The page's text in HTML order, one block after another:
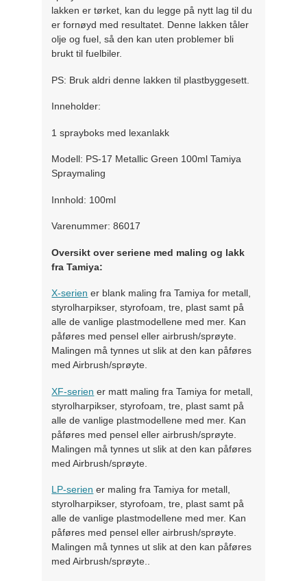
lakken er tørket, kan du legge på nytt lag til du
er fornøyd med resultatet. Denne lakken tåler
olje og fuel, så den kan uten problemer bli
brukt til fuelbiler.
PS: Bruk aldri denne lakken til plastbyggesett.
Inneholder:
1 sprayboks med lexanlakk
Modell: PS-17 Metallic Green 100ml Tamiya
Spraymaling
Innhold: 100ml
Varenummer: 86017
Oversikt over seriene med maling og lakk
fra Tamiya:
X-serien er blank maling fra Tamiya for metall,
styrolharpikser, styrofoam, tre, plast samt på
alle de vanlige plastmodellene med mer. Kan
påføres med pensel eller airbrush/sprøyte.
Malingen må tynnes ut slik at den kan påføres
med Airbrush/sprøyte.
XF-serien er matt maling fra Tamiya for metall,
styrolharpikser, styrofoam, tre, plast samt på
alle de vanlige plastmodellene med mer. Kan
påføres med pensel eller airbrush/sprøyte.
Malingen må tynnes ut slik at den kan påføres
med Airbrush/sprøyte.
LP-serien er maling fra Tamiya for metall,
styrolharpikser, styrofoam, tre, plast samt på
alle de vanlige plastmodellene med mer. Kan
påføres med pensel eller airbrush/sprøyte.
Malingen må tynnes ut slik at den kan påføres
med Airbrush/sprøyte..